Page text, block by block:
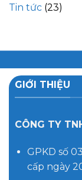
Tin tức (23)
GIỚI THIỆU
CÔNG TY
GPKD số
cấp ngày